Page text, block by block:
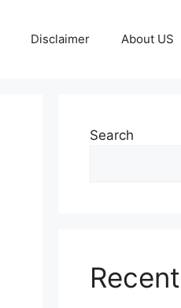
Disclaimer About US
Search